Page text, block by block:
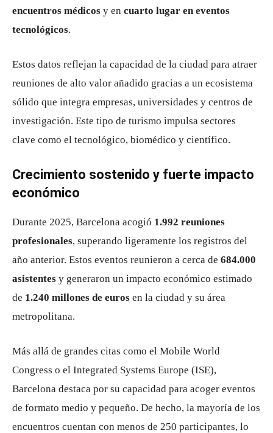
encuentros médicos y en cuarto lugar en eventos
tecnológicos.
Estos datos reflejan la capacidad de la ciudad para atraer
reuniones de alto valor añadido gracias a un ecosistema
sólido que integra empresas, universidades y centros de
investigación. Este tipo de turismo impulsa sectores
clave como el tecnológico, biomédico y científico.
Crecimiento sostenido y fuerte impacto
económico
Durante 2025, Barcelona acogió 1.992 reuniones
profesionales, superando ligeramente los registros del
año anterior. Estos eventos reunieron a cerca de 684.000
asistentes y generaron un impacto económico estimado
de 1.240 millones de euros en la ciudad y su área
metropolitana.
Más allá de grandes citas como el Mobile World
Congress o el Integrated Systems Europe (ISE),
Barcelona destaca por su capacidad para acoger eventos
de formato medio y pequeño. De hecho, la mayoría de los
encuentros cuentan con menos de 250 participantes, lo